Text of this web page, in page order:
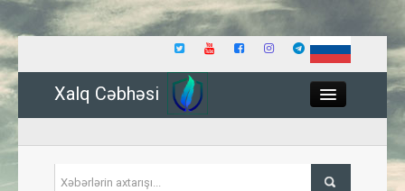
Xalq Cəbhəsi